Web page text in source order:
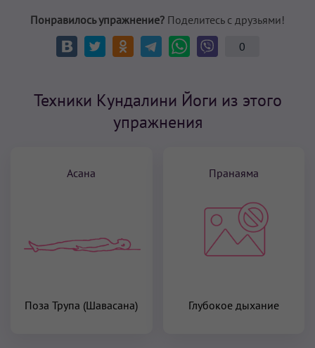
Понравилось упражнение? Поделитесь с друзьями!
0
Техники Кундалини Йоги из этого
упражнения
Асана
Поза Трупа (Шавасана)
Пранаяма
Глубокое дыхание